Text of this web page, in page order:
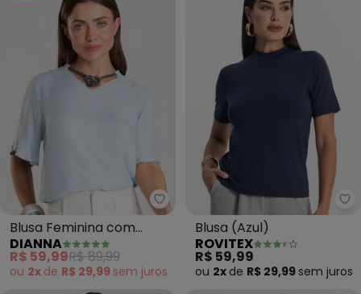
Dianna - Blusa Feminina com
Blusa Feminina com
Colar (Azul)
DIANNA
R$ 59,99R$ 89,99
ou 2x de R$ 29,99 sem juros
Blusa (Azul)
ROVITEX
R$ 59,99
ou 2x de R$ 29,99 sem juros